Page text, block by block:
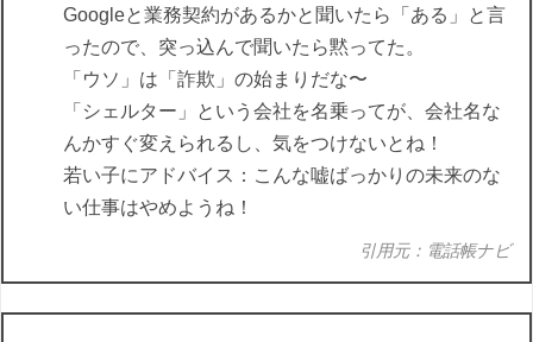
Googleと業務契約があるかと聞いたら「ある」と言
ったので、突っ込んで聞いたら黙ってた。
「ウソ」は「詐欺」の始まりだな〜
「シェルター」という会社を名乗ってが、会社名な
んかすぐ変えられるし、気をつけないとね！
若い子にアドバイス：こんな嘘ばっかりの未来のな
い仕事はやめようね！
引用元：電話帳ナビ